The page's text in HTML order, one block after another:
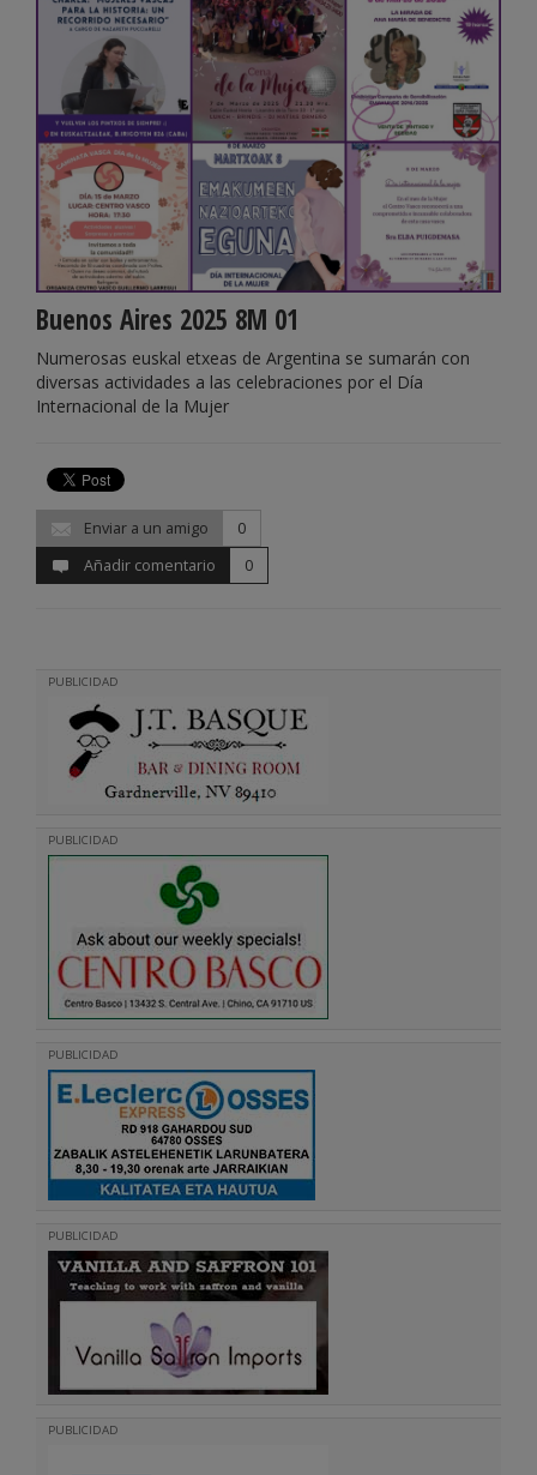
Buenos Aires 2025 8M 01
Numerosas euskal etxeas de Argentina se sumarán con
diversas actividades a las celebraciones por el Día
Internacional de la Mujer
Enviar a un amigo
0
Añadir comentario
0
PUBLICIDAD
PUBLICIDAD
PUBLICIDAD
PUBLICIDAD
PUBLICIDAD